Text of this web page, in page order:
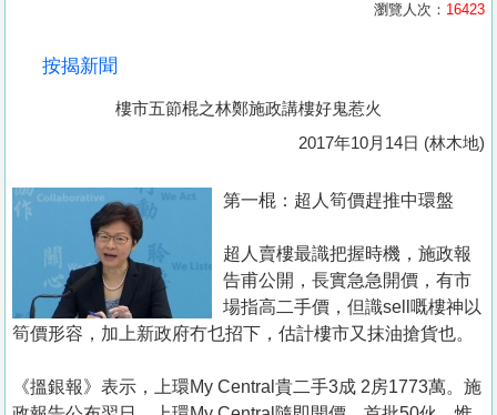
置
冊
於
瀏覽人次： 16423
按揭新聞
樓市五節棍之林鄭施政講樓好鬼惹火
2017年10月14日 (林木地)
第一棍：超人筍價趕推中環盤
超人賣樓最識把握時機，施政報
告甫公開，長實急急開價，有市
場指高二手價，但識sell嘅樓神以
筍價形容，加上新政府冇乜招下，估計樓市又抹油搶貨也。
《搵銀報》表示，上環My Central貴二手3成 2房1773萬。施